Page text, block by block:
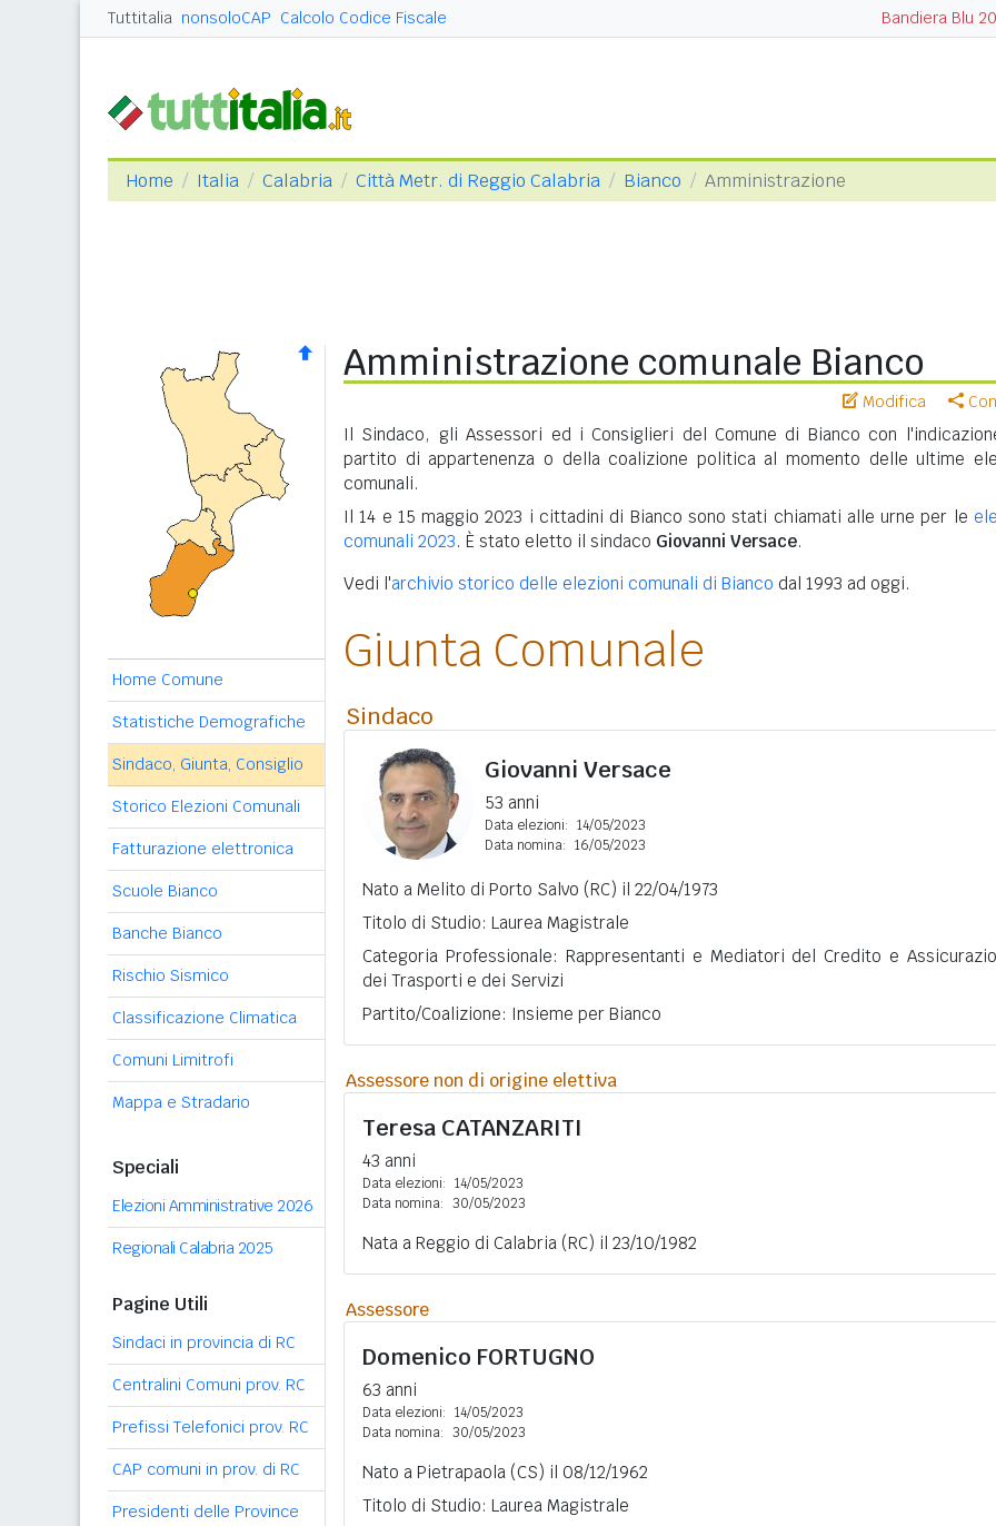
Tuttitalia nonsoloCAP Calcolo Codice Fiscale Bandiera Blu
Home Italia Calabria Città Metr. di Reggio Calabria Bianco Amministrazione
Home Comune
Statistiche Demografiche
Sindaco, Giunta, Consiglio
Storico Elezioni Comunali
Fatturazione elettronica
Scuole Bianco
Banche Bianco
Rischio Sismico
Classificazione Climatica
Comuni Limitrofi
Mappa e Stradario
Speciali
Elezioni Amministrative 2026
Regionali Calabria 2025
Pagine Utili
Sindaci in provincia di RC
Centralini Comuni prov. RC
Prefissi Telefonici prov. RC
CAP comuni in prov. di RC
Presidenti delle Province
Amministrazione comunale Bianco
Modifica
Il Sindaco, gli Assessori ed i Consiglieri del Comune di Bianco con
partito di appartenenza o della coalizione politica al momento delle ultime
comunali.
Il 14 e 15 maggio 2023 i cittadini di Bianco sono stati chiamati alle urne per le
comunali 2023. È stato eletto il sindaco Giovanni Versace.
Vedi l'archivio storico delle elezioni comunali di Bianco dal 1993 ad oggi.
Giunta Comunale
Sindaco
Giovanni Versace
53 anni
Data elezioni: 14/05/2023
Data nomina: 16/05/2023
Nato a Melito di Porto Salvo (RC) il 22/04/1973
Titolo di Studio: Laurea Magistrale
Categoria Professionale: Rappresentanti e Mediatori del Credito e
dei Trasporti e dei Servizi
Partito/Coalizione: Insieme per Bianco
Assessore non di origine elettiva
Teresa CATANZARITI
43 anni
Data elezioni: 14/05/2023
Data nomina: 30/05/2023
Nata a Reggio di Calabria (RC) il 23/10/1982
Assessore
Domenico FORTUGNO
63 anni
Data elezioni: 14/05/2023
Data nomina: 30/05/2023
Nato a Pietrapaola (CS) il 08/12/1962
Titolo di Studio: Laurea Magistrale